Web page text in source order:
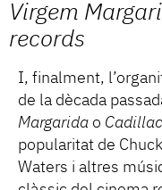
Virgem
records
I, finalment,
de la dècada
Margarida o
popularitat de
Waters i altres